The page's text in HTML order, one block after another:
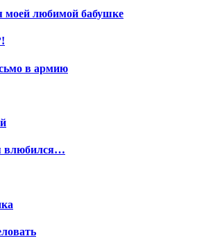
моей любимой бабушке
в армию
влюбился…